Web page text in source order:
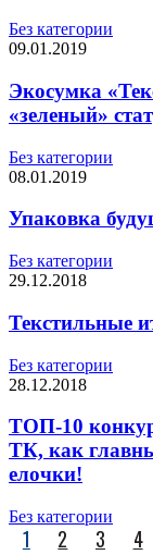
Без категории
09.01.2019
Экосумка
«зеленый»
Без категории
08.01.2019
Упаковка
Без категории
29.12.2018
Текстильные
Без категории
28.12.2018
ТОП-10
ТК, как
елочки!
Без категории
1 2 3 4